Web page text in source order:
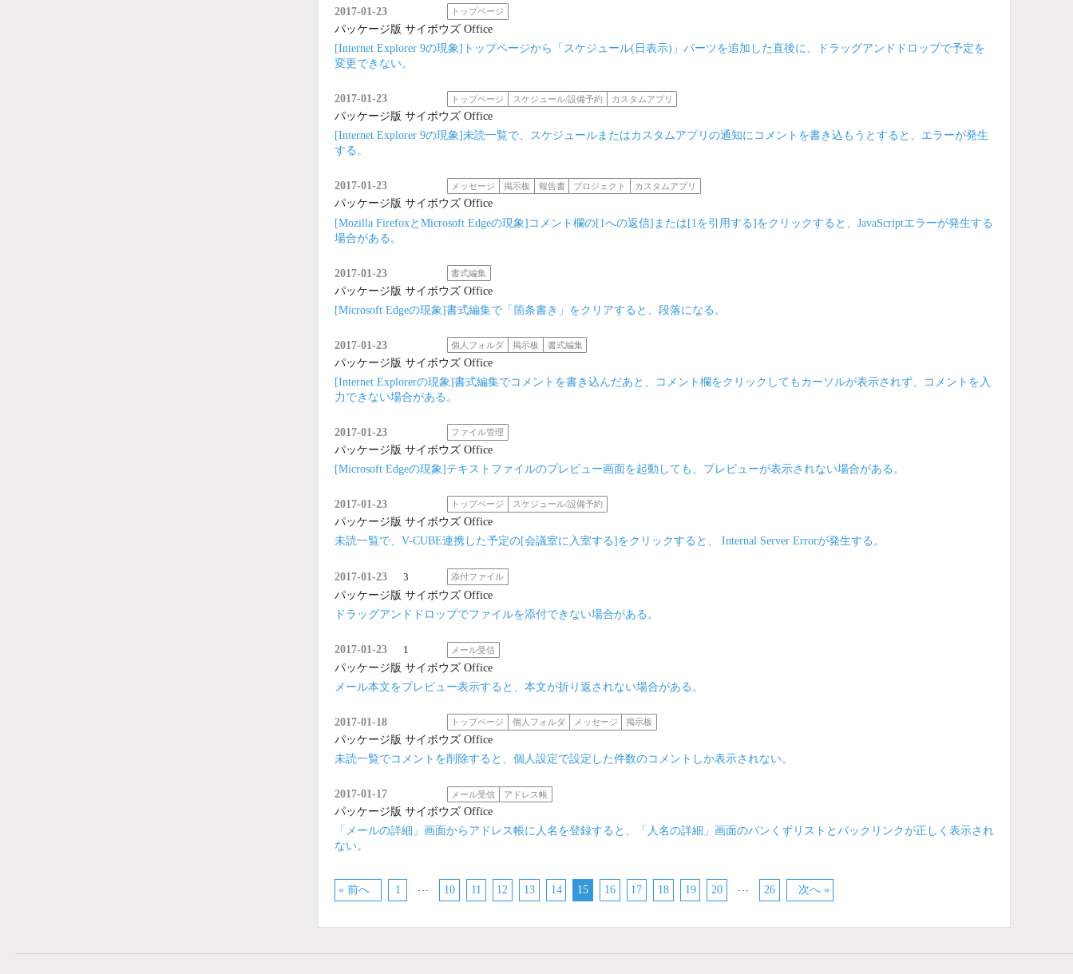
2017-01-23 トップページ
パッケージ版 サイボウズ Office
[Internet Explorer 9の現象]トップページから「スケジュール(日表示)」パーツを追加した直後に、ドラッグアンドドロップで予定を
変更できない。
2017-01-23 トップページ スケジュール/設備予約 カスタムアプリ
パッケージ版 サイボウズ Office
[Internet Explorer 9の現象]未読一覧で、スケジュールまたはカスタムアプリの通知にコメントを書き込もうとすると、エラーが発生
する。
2017-01-23 メッセージ 掲示板 報告書 プロジェクト カスタムアプリ
パッケージ版 サイボウズ Office
[Mozilla FirefoxとMicrosoft Edgeの現象]コメント欄の[1への返信]または[1を引用する]をクリックすると、JavaScriptエラーが発生する
場合がある。
2017-01-23 書式編集
パッケージ版 サイボウズ Office
[Microsoft Edgeの現象]書式編集で「箇条書き」をクリアすると、段落になる。
2017-01-23 個人フォルダ 掲示板 書式編集
パッケージ版 サイボウズ Office
[Internet Explorerの現象]書式編集でコメントを書き込んだあと、コメント欄をクリックしてもカーソルが表示されず、コメントを入
力できない場合がある。
2017-01-23 ファイル管理
パッケージ版 サイボウズ Office
[Microsoft Edgeの現象]テキストファイルのプレビュー画面を起動しても、プレビューが表示されない場合がある。
2017-01-23 トップページ スケジュール/設備予約
パッケージ版 サイボウズ Office
未読一覧で、V-CUBE連携した予定の[会議室に入室する]をクリックすると、 Internal Server Errorが発生する。
2017-01-23 3 添付ファイル
パッケージ版 サイボウズ Office
ドラッグアンドドロップでファイルを添付できない場合がある。
2017-01-23 1 メール受信
パッケージ版 サイボウズ Office
メール本文をプレビュー表示すると、本文が折り返されない場合がある。
2017-01-18 トップページ 個人フォルダ メッセージ 掲示板
パッケージ版 サイボウズ Office
未読一覧でコメントを削除すると、個人設定で設定した件数のコメントしか表示されない。
2017-01-17 メール受信 アドレス帳
パッケージ版 サイボウズ Office
「メールの詳細」画面からアドレス帳に人名を登録すると、「人名の詳細」画面のパンくずリストとバックリンクが正しく表示され
ない。
« 前へ 1 … 10 11 12 13 14 15 16 17 18 19 20 … 26 次へ »